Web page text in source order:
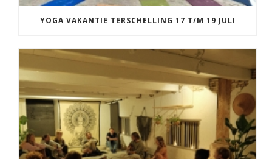
YOGA VAKANTIE TERSCHELLING 17 T/M 19 JULI